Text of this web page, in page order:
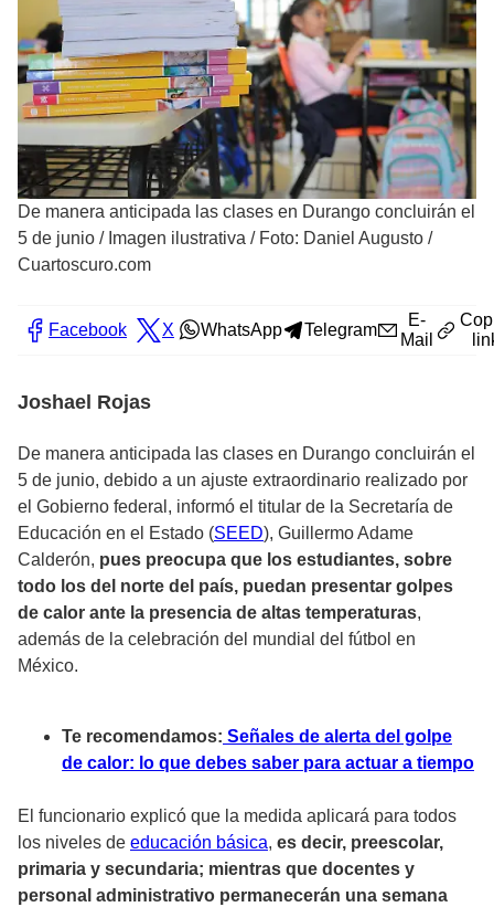
De manera anticipada las clases en Durango concluirán el
5 de junio / Imagen ilustrativa / Foto: Daniel Augusto /
Cuartoscuro.com
Facebook X WhatsApp Telegram
E-
Mail
Joshael Rojas
De manera anticipada las clases en Durango concluirán el
5 de junio, debido a un ajuste extraordinario realizado por
el Gobierno federal, informó el titular de la Secretaría de
Educación en el Estado (SEED), Guillermo Adame
Calderón, pues preocupa que los estudiantes, sobre
todo los del norte del país, puedan presentar golpes
de calor ante la presencia de altas temperaturas,
además de la celebración del mundial del fútbol en
México.
Te recomendamos: Señales de alerta del golpe
de calor: lo que debes saber para actuar a tiempo
El funcionario explicó que la medida aplicará para todos
los niveles de educación básica, es decir, preescolar,
primaria y secundaria; mientras que docentes y
personal administrativo permanecerán una semana